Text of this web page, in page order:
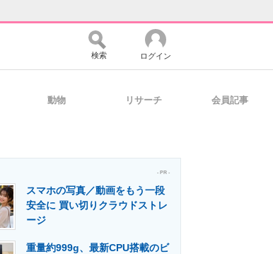
マーケ×ITの今がよく分かる
検索 ログイン
動物 リサーチ 会員記事
- PR -
スマホの写真／動画をもう一段
安全に 買い切りクラウドストレ
ージ
重量約999g、最新CPU搭載のビ